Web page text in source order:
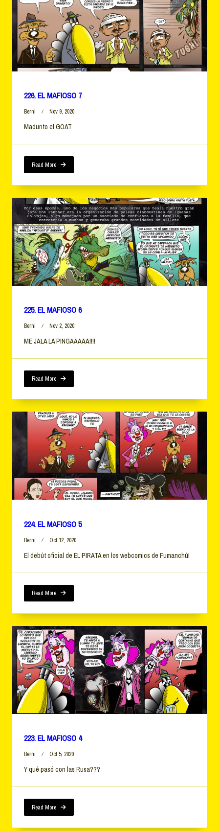
226. EL MAFIOSO 7
Berni Nov 9, 2020
Madurito el GOAT
Read More
225. EL MAFIOSO 6
Berni Nov 2, 2020
ME JALA LA PINGAAAAA!!!!
Read More
224. EL MAFIOSO 5
Berni Oct 12, 2020
El debút oficial de EL PIRATA en los webcomics de Fumanchú!
Read More
223. EL MAFIOSO 4
Berni Oct 5, 2020
Y qué pasó con las Rusa???
Read More